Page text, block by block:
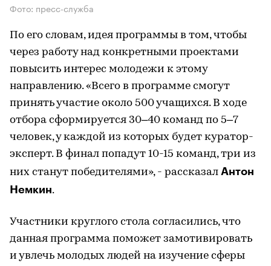
Фото: пресс-служба
По его словам, идея программы в том, чтобы
через работу над конкретными проектами
повысить интерес молодежи к этому
направлению. «Всего в программе смогут
принять участие около 500 учащихся. В ходе
отбора сформируется 30–40 команд по 5–7
человек, у каждой из которых будет куратор-
эксперт. В финал попадут 10-15 команд, три из
них станут победителями», - рассказал Антон
Немкин.
Участники круглого стола согласились, что
данная программа поможет замотивировать
и увлечь молодых людей на изучение сферы